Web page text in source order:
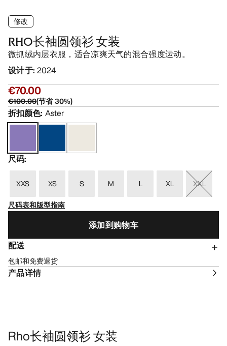
修改
RHO长袖圆领衫 女装
微抓绒内层衣服，适合凉爽天气的混合强度运动。
设计于: 2024
€70.00
€100.00(节省30%)
折扣颜色: Aster
尺码:
XXS XS S M L XL
XXL
尺码表和版型指南
添加到购物车
配送
包邮和免费退货
产品详情
Rho长袖圆领衫 女装